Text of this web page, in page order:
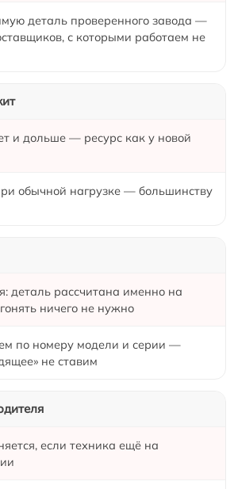
деталь проверенного завода —
с которыми работаем не
и дольше — ресурс как у новой
обычной нагрузке — большинству
деталь рассчитана именно на
ничего не нужно
по номеру модели и серии —
не ставим
если техника ещё на